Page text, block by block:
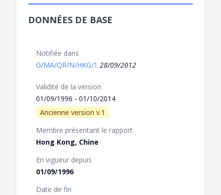
DONNÉES DE BASE
Notifiée dans
G/MA/QR/N/HKG/1 28/09/2012
Validité de la version
01/09/1996 - 01/10/2014
Ancienne version v.1
Membre présentant le rapport
Hong Kong, Chine
En vigueur depuis
01/09/1996
Date de fin